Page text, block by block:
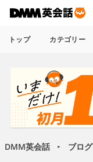
トップ カテゴリー
DMM英会話 ► ブログ